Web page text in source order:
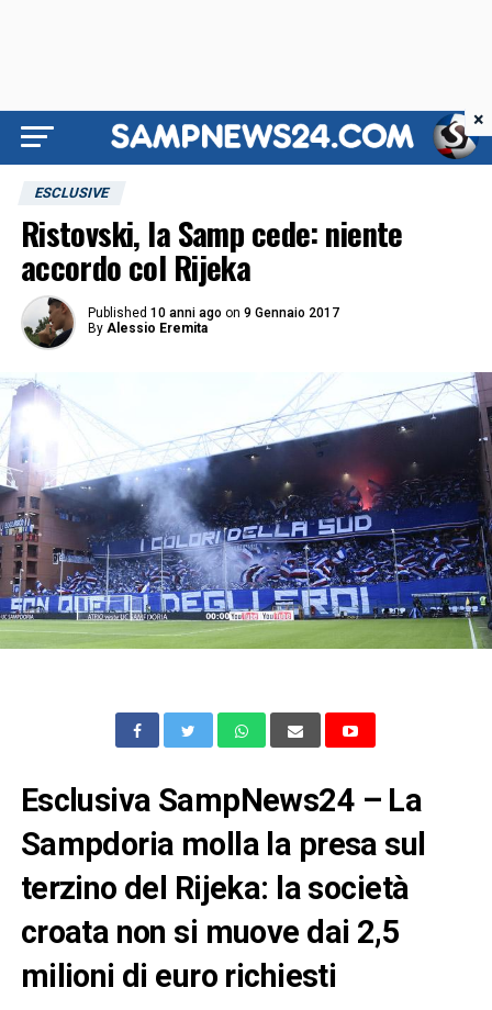
ESCLUSIVE
Ristovski, la Samp cede: niente
accordo col Rijeka
Published 10 anni ago on 9 Gennaio 2017
By Alessio Eremita
Esclusiva SampNews24 – La
Sampdoria molla la presa sul
terzino del Rijeka: la società
croata non si muove dai 2,5
milioni di euro richiesti
×